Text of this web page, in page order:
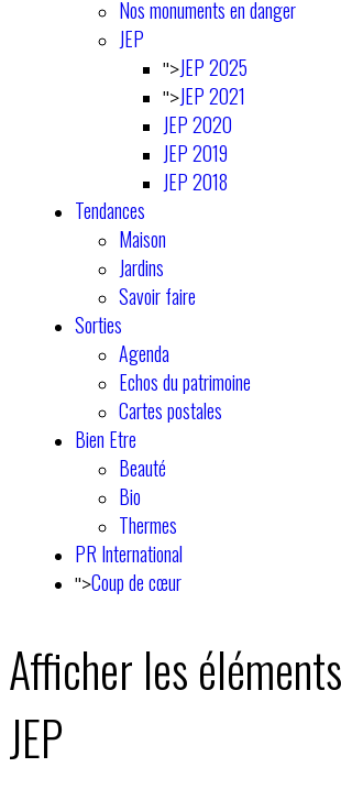
Nos monuments en danger
JEP
">JEP 2025
">JEP 2021
JEP 2020
JEP 2019
JEP 2018
Tendances
Maison
Jardins
Savoir faire
Sorties
Agenda
Echos du patrimoine
Cartes postales
Bien Etre
Beauté
Bio
Thermes
PR International
">Coup de cœur
Afficher les
JEP